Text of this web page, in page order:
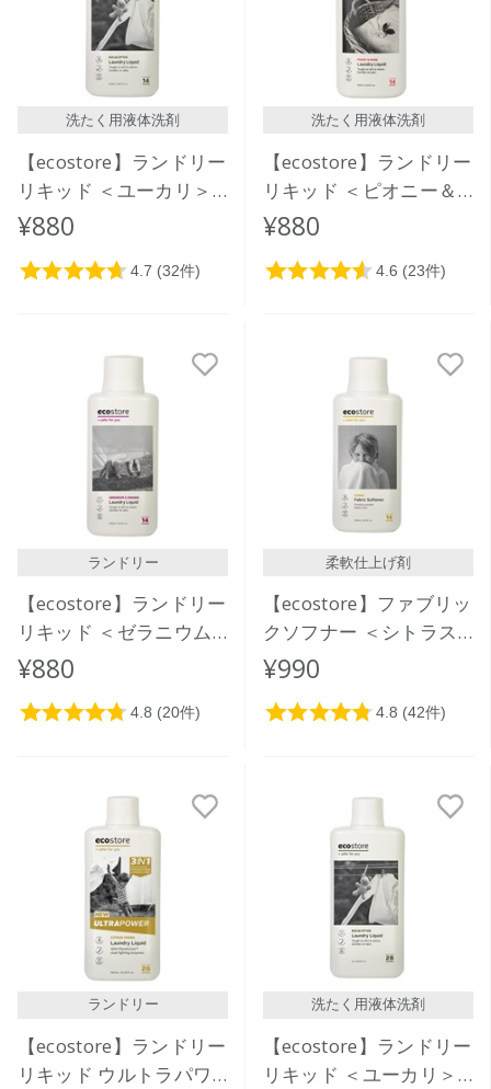
洗たく用液体洗剤
【ecostore】ランドリー
リキッド ＜ユーカリ＞
500mL
¥880
洗たく用液体洗剤
【ecostore】ランドリー
リキッド ＜ピオニー＆
ローズ＞ 500mL
¥880
ランドリー
【ecostore】ランドリー
リキッド ＜ゼラニウム
＆オレンジ＞500mL
¥880
柔軟仕上げ剤
【ecostore】ファブリッ
クソフナー ＜シトラス
＞ 500mL
¥990
ランドリー
【ecostore】ランドリー
リキッド ウルトラパワ
洗たく用液体洗剤
【ecostore】ランドリー
リキッド ＜ユーカリ＞